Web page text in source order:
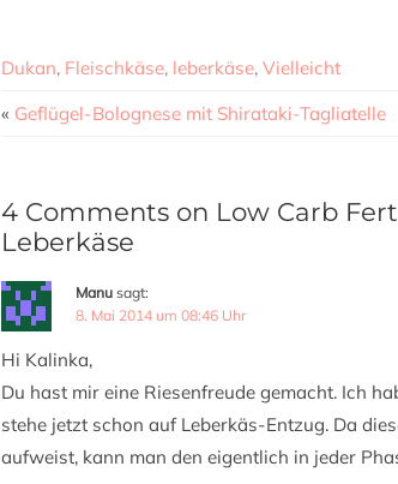
Dukan, Fleischkäse, leberkäse, Vielleicht
« Geflügel-Bolognese mit Shirataki-Tagliatelle
4 Comments on Low Carb
Leberkäse
Manu sagt:
8. Mai 2014 um 08:46 Uhr
Hi Kalinka,
Du hast mir eine Riesenfreude gemacht. Ich
stehe jetzt schon auf Leberkäs-Entzug. Da
aufweist, kann man den eigentlich in jeder